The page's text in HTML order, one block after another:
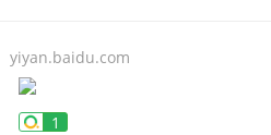
yiyan.baidu.com
1